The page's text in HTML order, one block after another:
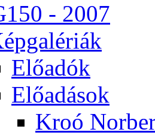
- 2007
Elő­adók
Elő­adá­sok
Kroó